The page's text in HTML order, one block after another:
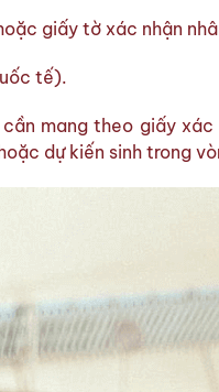
giấy tờ xác nhận
tế).
mang theo giấy
dự kiến sinh trong